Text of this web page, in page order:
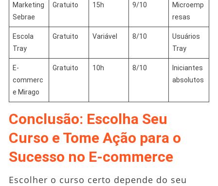
Marketing
Sebrae
Gratuito 15h 9/10
Microemp
resas
Escola
Tray
Gratuito Variável 8/10
Usuários
Tray
E-
commerc
e Mirago
Gratuito 10h 8/10
Iniciantes
absolutos
Conclusão: Escolha Seu
Curso e Tome Ação para o
Sucesso no E-commerce
Escolher o curso certo depende do seu